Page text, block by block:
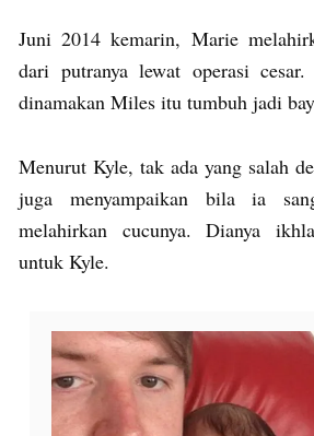
Juni 2014 kemarin, Marie
dari putranya lewat operasi
dinamakan Miles itu tumbuh jadi
Menurut Kyle, tak ada yang salah
juga menyampaikan bila ia
melahirkan cucunya. Dianya
untuk Kyle.